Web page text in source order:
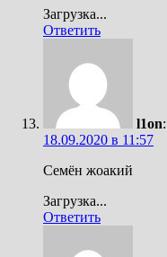
Загрузка...
Ответить
l1on:
18.09.2020 в 11:57
Семён жоакий
Загрузка...
Ответить